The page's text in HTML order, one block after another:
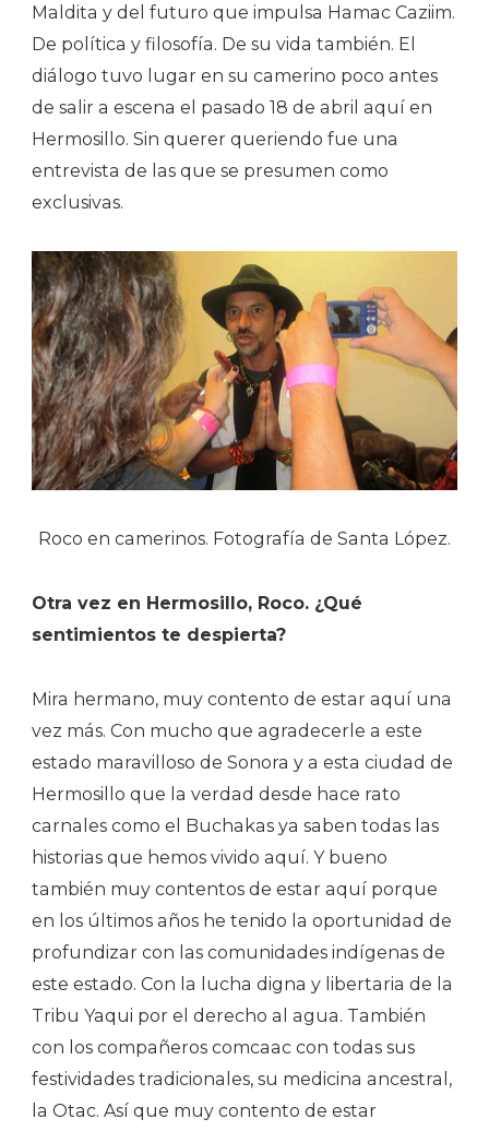
Maldita y del futuro que impulsa Hamac Caziim.
De política y filosofía. De su vida también. El
diálogo tuvo lugar en su camerino poco antes
de salir a escena el pasado 18 de abril aquí en
Hermosillo. Sin querer queriendo fue una
entrevista de las que se presumen como
exclusivas.
Roco en camerinos. Fotografía de Santa López.
Otra vez en Hermosillo, Roco. ¿Qué
sentimientos te despierta?
Mira hermano, muy contento de estar aquí una
vez más. Con mucho que agradecerle a este
estado maravilloso de Sonora y a esta ciudad de
Hermosillo que la verdad desde hace rato
carnales como el Buchakas ya saben todas las
historias que hemos vivido aquí. Y bueno
también muy contentos de estar aquí porque
en los últimos años he tenido la oportunidad de
profundizar con las comunidades indígenas de
este estado. Con la lucha digna y libertaria de la
Tribu Yaqui por el derecho al agua. También
con los compañeros comcaac con todas sus
festividades tradicionales, su medicina ancestral,
la Otac. Así que muy contento de estar